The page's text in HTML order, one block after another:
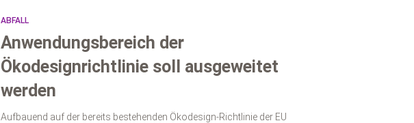
ABFALL
Anwendungsbereich der
Ökodesignrichtlinie soll ausgeweitet
werden
Aufbauend auf der bereits bestehenden Ökodesign-Richtlinie der EU